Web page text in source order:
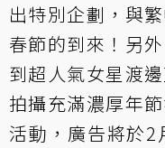
出特別企劃，與
春節的到來！另
到超人氣女星渡
拍攝充滿濃厚年
活動，廣告將於